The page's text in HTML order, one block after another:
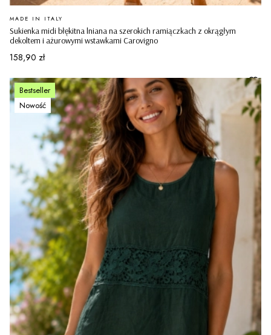
Sukienka midi błękitna lniana na szerokich ramiączkach z okrągłym
dekoltem i ażurowymi wstawkami Carovigno
PRODUCENT
MADE IN ITALY
Cena
158,90 zł
Bestseller
Nowość